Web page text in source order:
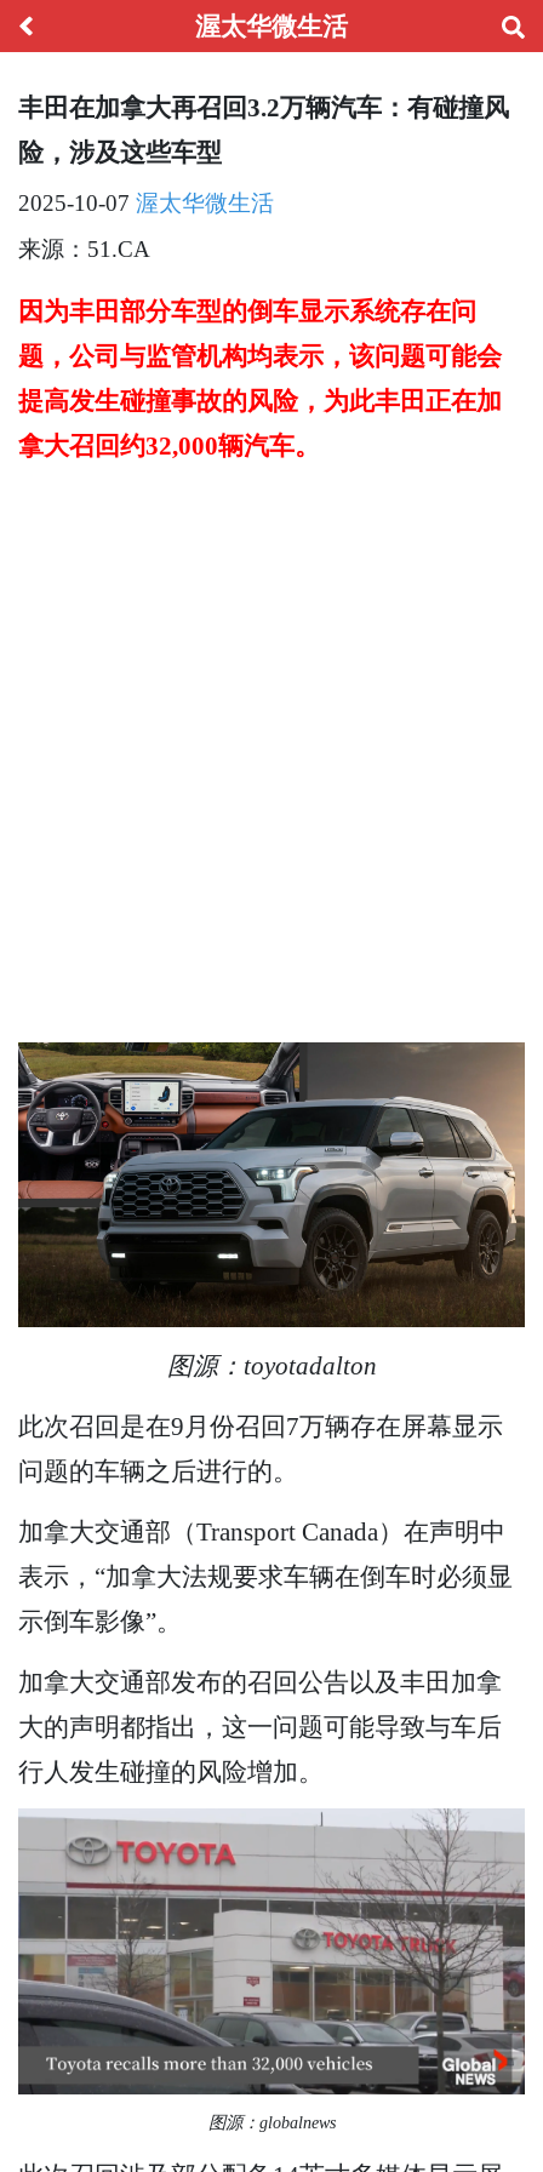
渥太华微生活
丰田在加拿大再召回3.2万辆汽车：有碰撞风
险，涉及这些车型
2025-10-07 渥太华微生活
来源：51.CA
因为丰田部分车型的倒车显示系统存在问
题，公司与监管机构均表示，该问题可能会
提高发生碰撞事故的风险，为此丰田正在加
拿大召回约32,000辆汽车。
图源：toyotadalton
此次召回是在9月份召回7万辆存在屏幕显示
问题的车辆之后进行的。
加拿大交通部（Transport Canada）在声明中
表示，“加拿大法规要求车辆在倒车时必须显
示倒车影像”。
加拿大交通部发布的召回公告以及丰田加拿
大的声明都指出，这一问题可能导致与车后
行人发生碰撞的风险增加。
图源：globalnews